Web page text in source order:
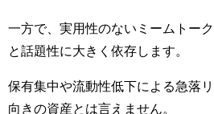
一方で、実用性のないミームトー
と話題性に大きく依存します。
保有集中や流動性低下による急落
向きの資産とは言えません。